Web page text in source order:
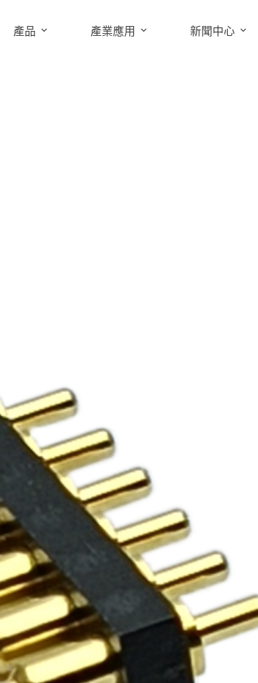
產品 產業應用 新聞中心